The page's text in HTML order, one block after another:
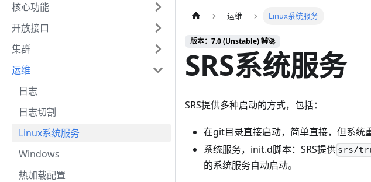
核心功能
开放接口
集群
运维
日志
日志切割
Linux系统服务
Windows
热加载配置
运维 Linux系统服务
版本：7.0 (Unstable) 🚧🚀
SRS系统服务
SRS提供多种启动的方式，包括：
在git目录直接启动，简单直接，但系统
系统服务，init.d脚本：SRS提供 srs/
的系统服务自动启动。